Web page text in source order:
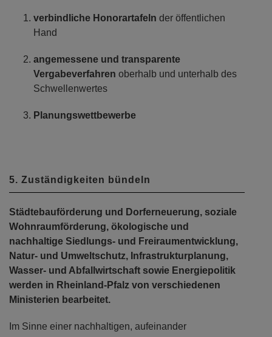
verbindliche Honorartafeln der öffentlichen
Hand
angemessene und transparente
Vergabeverfahren oberhalb und unterhalb des
Schwellenwertes
Planungswettbewerbe
5. Zuständigkeiten bündeln
Städtebauförderung und Dorferneuerung, soziale
Wohnraumförderung, ökologische und
nachhaltige Siedlungs- und Freiraumentwicklung,
Natur- und Umweltschutz, Infrastrukturplanung,
Wasser- und Abfallwirtschaft sowie Energiepolitik
werden in Rheinland-Pfalz von verschiedenen
Ministerien bearbeitet.
Im Sinne einer nachhaltigen, aufeinander